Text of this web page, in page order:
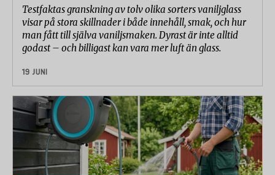
Testfaktas granskning av tolv olika sorters vaniljglass
visar på stora skillnader i både innehåll, smak, och hur
man fått till själva vaniljsmaken. Dyrast är inte alltid
godast – och billigast kan vara mer luft än glass.
19 JUNI